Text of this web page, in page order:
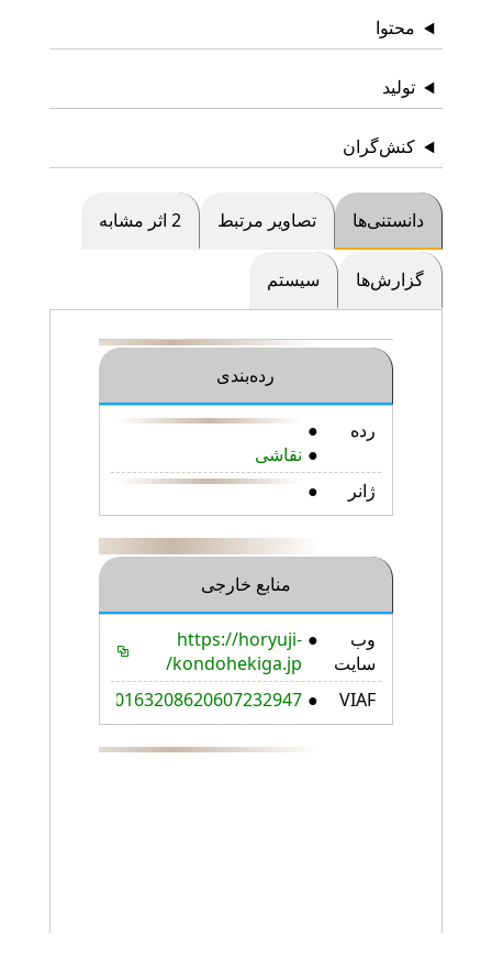
محتوا
تولید
کنش‌گران
دانستنی‌ها تصاویر مرتبط 2 اثر مشابه
گزارش‌ها سیستم